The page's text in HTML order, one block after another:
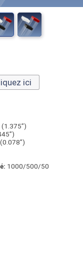
ici
1000/500/50